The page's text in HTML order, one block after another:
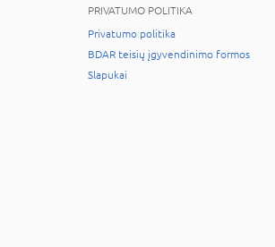
PRIVATUMO POLITIKA
Privatumo politika
BDAR teisių įgyvendinimo formos
Slapukai